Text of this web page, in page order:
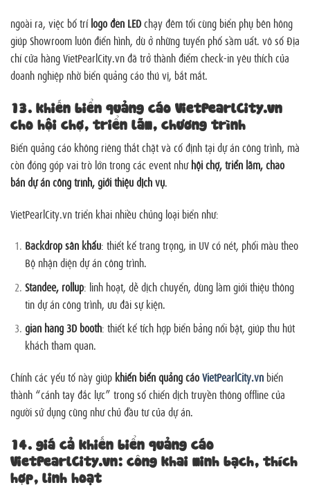
ngoài ra, việc bố trílogo đèn LEDchạy đêm tối cùng biển phụ bên hông
giúp Showroom luôn điển hình, dù ở những tuyến phố sầm uất. vô số Địa
chỉ cửa hàng VietPearlCity.vn đã trở thành điểm check-in yêu thích của
doanh nghiệp nhờ biển quảng cáo thú vị, bắt mắt.
13. khiến biển quảng cáo VietPearlCity.vn
cho hội chợ, triển lãm, chương trình
Biển quảng cáo không riêng thắt chặt và cố định tại dự án công trình, mà
còn đóng góp vai trò lớn trong các event nhưhội chợ, triển lãm, chào
bán dự án công trình, giới thiệu dịch vụ.
VietPearlCity.vn triển khai nhiều chủng loại biển như:
Backdrop sân khấu: thiết kế trang trọng, in UV có nét, phối màu theo
Bộ nhận diện dự án công trình.
Standee, rollup: linh hoạt, dễ dịch chuyển, dùng làm giới thiệu thông
tin dự án công trình, ưu đãi sự kiện.
gian hàng 3D booth: thiết kế tích hợp biển bảng nổi bật, giúp thu hút
khách tham quan.
Chính các yếu tố này giúp khiến biển quảng cáoVietPearlCity.vn biến
thành “cánh tay đắc lực” trong số chiến dịch truyền thông offline của
người sử dụng cũng như chủ đầu tư của dự án.
14. giá cả khiến biển quảng cáo
VietPearlCity.vn: công khai minh bạch, thích
hợp, linh hoạt